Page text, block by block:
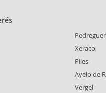
Pedreguer
Xeraco
Piles
Ayelo de
Vergel